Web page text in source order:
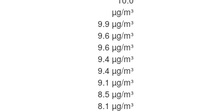
µg/m³
9.9 µg/m³
9.6 µg/m³
9.6 µg/m³
9.4 µg/m³
9.4 µg/m³
9.1 µg/m³
8.5 µg/m³
8.1 µg/m³